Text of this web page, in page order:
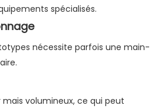
spécialisés.
nécessite parfois une main-
volumineux, ce qui peut